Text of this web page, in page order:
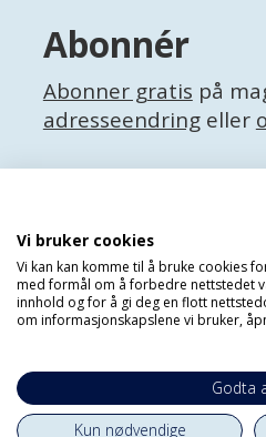
Abonnér
Abonner gratis på
adresseendringeller
Facebook
Personvernerklæring
Vi bruker cookies
Vi kan kan komme til å bruke cookies
med formål om å forbedre nettstedet
innhold og for å gi deg en flott
om informasjonskapslene vi bruker,
Godta
Kun nødvendige